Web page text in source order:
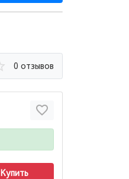
0 отзывов
Купить